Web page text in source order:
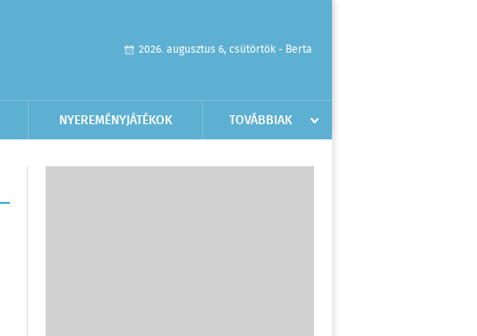
2026. augusztus 6, csütörtök - Berta
NYEREMÉNYJÁTÉKOK TOVÁBBIAK